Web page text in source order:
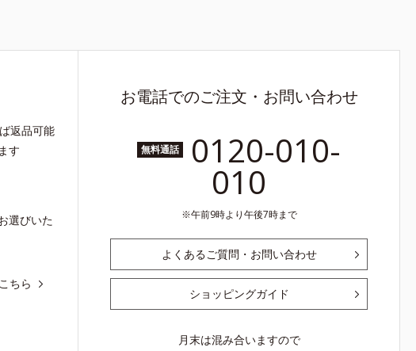
返品可能
す
選びいた
ちら
お電話でのご注文・お問い合わせ
無料通話 0120-010-
010
午前9時より午後7時まで
よくあるご質問・お問い合わせ
ショッピングガイド
月末は混み合いますので